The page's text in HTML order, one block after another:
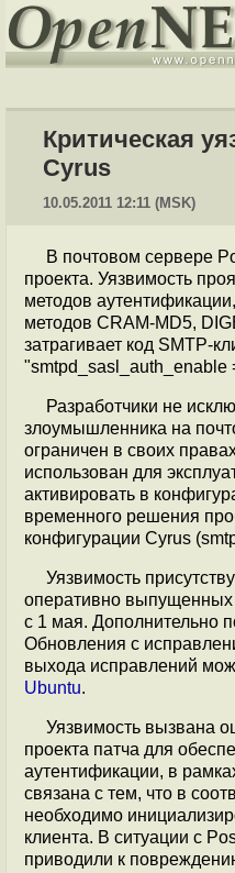
Критическая
Cyrus
10.05.2011 12:11 (MSK)
В почтовом сервере
проекта. Уязвимость
методов
методов CRAM-MD5,
затрагивает код SMTP-
"smtpd_sasl_auth_enable
Разработчики не
злоумышленника на
ограничен в своих
использован для
активировать в
временного решения
конфигурации Cyrus
Уязвимость
оперативно выпущенных
с 1 мая. Дополнительно
Обновления с
выхода исправлений
Ubuntu.
Уязвимость вызвана
проекта патча для
аутентификации, в
связана с тем, что в
необходимо
клиента. В ситуации с
приводили к